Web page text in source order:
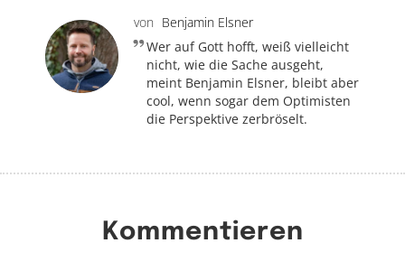
von Benjamin Elsner
Wer auf Gott hofft, weiß vielleicht
nicht, wie die Sache ausgeht,
meint Benjamin Elsner, bleibt aber
cool, wenn sogar dem Optimisten
die Perspektive zerbröselt.
Kommentieren